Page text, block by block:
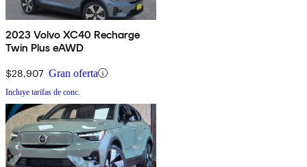
2023 Volvo XC40 Recharge
Twin Plus eAWD
$28,907 Gran oferta
Incluye tarifas de conc.